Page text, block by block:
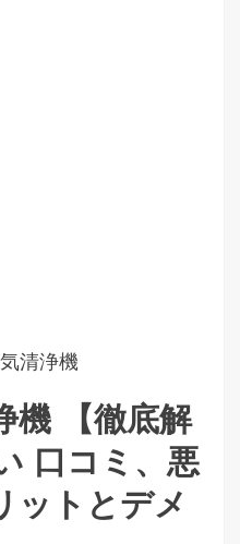
清浄機
機 【徹底解
口コミ、悪
ットとデメ